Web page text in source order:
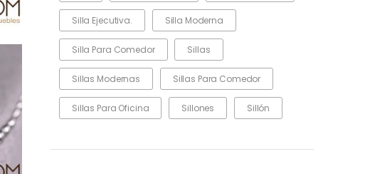
Silla Ejecutiva. Silla Moderna
Silla Para Comedor Sillas
Sillas Modernas Sillas Para Comedor
Sillas Para Oficina Sillones Sillón